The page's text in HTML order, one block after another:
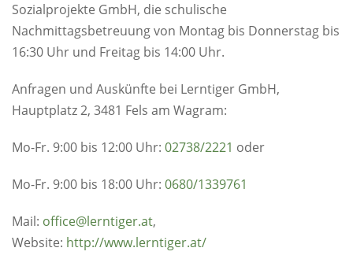
Sozialprojekte GmbH, die schulische
Nachmittagsbetreuung von Montag bis Donnerstag bis
16:30 Uhr und Freitag bis 14:00 Uhr.
Anfragen und Auskünfte bei Lerntiger GmbH,
Hauptplatz 2, 3481 Fels am Wagram:
Mo-Fr. 9:00 bis 12:00 Uhr: 02738/2221 oder
Mo-Fr. 9:00 bis 18:00 Uhr: 0680/1339761
Mail: office@lerntiger.at,
Website: http://www.lerntiger.at/